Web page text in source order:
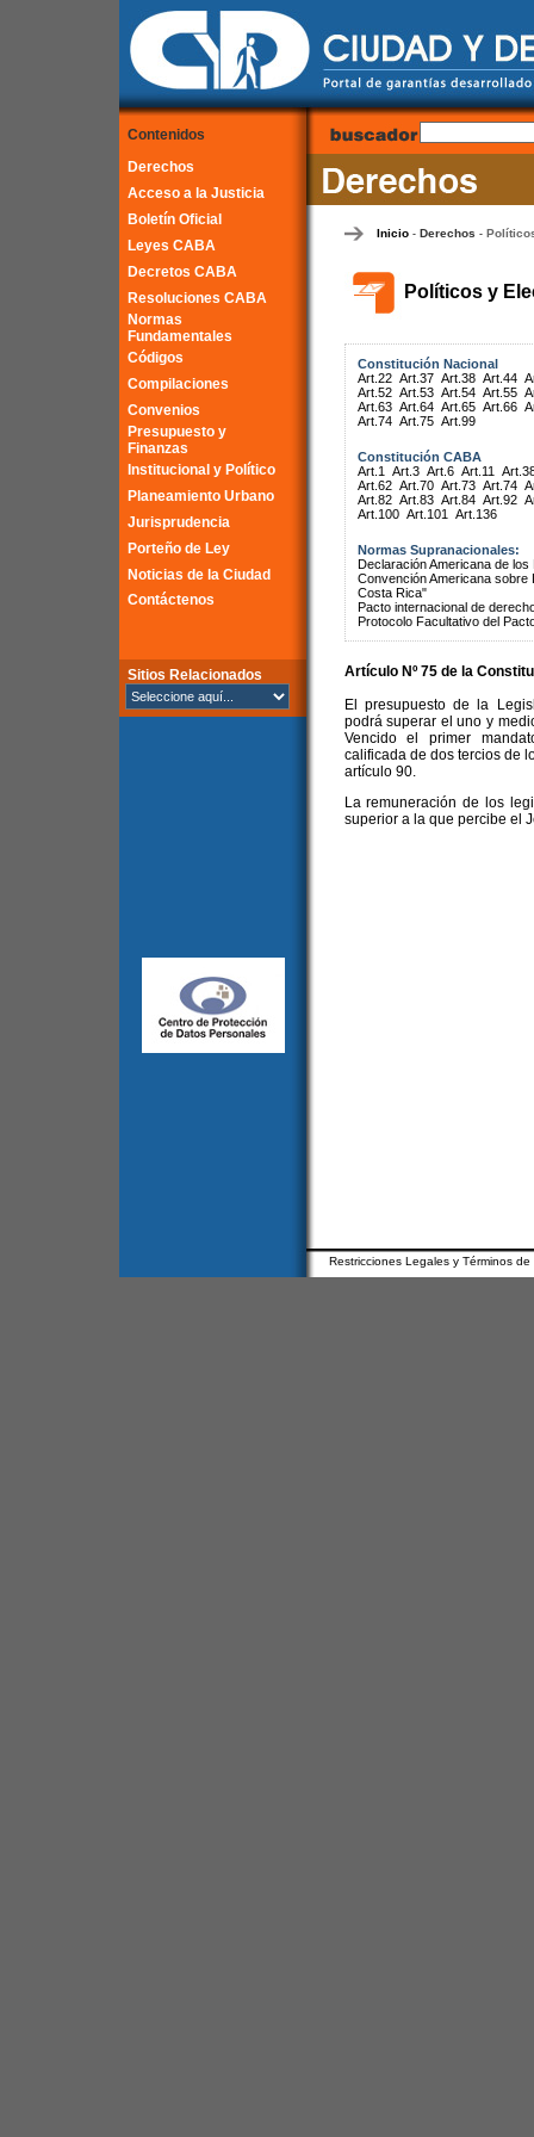
Contenidos
Derechos
Acceso a la Justicia
Boletín Oficial
Leyes CABA
Decretos CABA
Resoluciones CABA
Normas
Fundamentales
Códigos
Compilaciones
Convenios
Presupuesto y
Finanzas
Institucional y Político
Planeamiento Urbano
Jurisprudencia
Porteño de Ley
Noticias de la Ciudad
Contáctenos
Sitios Relacionados
Inicio- Derechos -
Políticos y
Constitución Nacional
Art.22 Art.37 Art.38 Art.44
Art.52 Art.53 Art.54 Art.55
Art.63 Art.64 Art.65 Art.66
Art.74 Art.75 Art.99
Constitución CABA
Art.1
Art.3 Art.6 Art.11
Art.62 Art.70 Art.73 Art.74
Art.82 Art.83 Art.84 Art.92
Art.100 Art.101 Art.136
Normas Supranacionales:
Declaración Americana de
Convención Americana
Costa Rica"
Pacto internacional de
Protocolo Facultativo del
Artículo Nº 75 de la
El presupuesto de la
podrá superar el uno y
Vencido el primer
calificada de dos tercios de
artículo 90.
La remuneración de los
superior a la que percibe el
Restricciones Legales y Términos de